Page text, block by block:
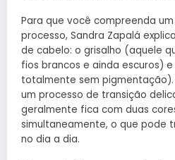
Para que você compreenda
processo, Sandra Zapalá
de cabelo: o grisalho (aquele
fios brancos e ainda escuros) e
totalmente sem pigmentação).
um processo de transição
geralmente fica com duas
simultaneamente, o que pode
no dia a dia.